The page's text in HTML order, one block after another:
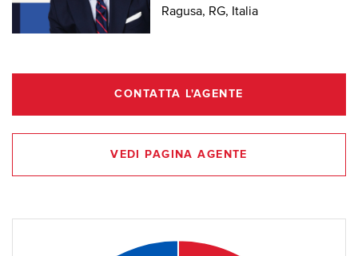
Ragusa, RG, Italia
CONTATTA L'AGENTE
VEDI PAGINA AGENTE